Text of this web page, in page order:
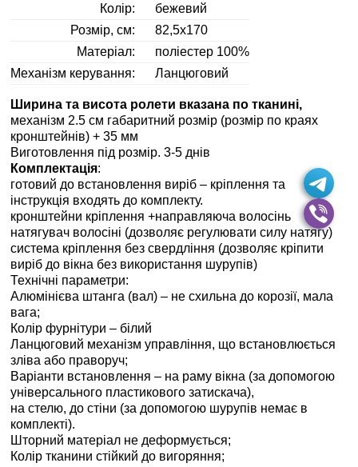
Колір:
бежевий
Розмір, см:
82,5х170
Матеріал:
поліестер 100%
Механізм керування:
Ланцюговий
Ширина та висота ролети вказана по тканині,
механізм 2.5 см габаритний розмір (розмір по краях
кронштейнів) + 35 мм
Виготовлення під розмір. 3-5 днiв
Комплектація:
готовий до встановлення виріб – кріплення та
інструкція входять до комплекту.
кронштейни кріплення +направляюча волосінь
натягувач волосіні (дозволяє регулювати силу натягу)
система кріплення без свердління (дозволяє кріпити
виріб до вікна без використання шурупів)
Технічні параметри:
Алюмінієва штанга (вал) – не схильна до корозії, мала
вага;
Колір фурнітури – білий
Ланцюговий механізм управління, що встановлюється
зліва або праворуч;
Варіанти встановлення – на раму вікна (за допомогою
універсального пластикового затискача),
на стелю, до стіни (за допомогою шурупів немає в
комплекті).
Шторний матеріал не деформується;
Колір тканини стійкий до вигоряння;